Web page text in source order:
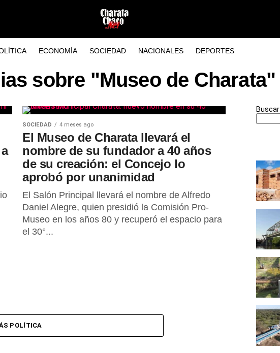
ECONOMÍA SOCIEDAD NACIONALES DEPORTES
sobre "Museo de Charata"
SOCIEDAD 4 meses ago
El Museo de Charata llevará el
nombre de su fundador a 40 años
de su creación: el Concejo lo
aprobó por unanimidad
El Salón Principal llevará el nombre de Alfredo
Daniel Alegre, quien presidió la Comisión Pro-
Museo en los años 80 y recuperó el espacio para
el 30°...
POLÍTICA
Buscar